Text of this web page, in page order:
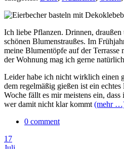
Ich liebe Pflanzen. Drinnen,
schönen Blumenstraußes. Im
meine Blumentöpfe auf der Terrasse
der Wohnung mag ich gerne
Leider habe ich nicht wirklich einen
dem regelmäßig gießen ist ein
Woche fällt es mir meistens ein,
wer damit nicht klar kommt (mehr
0 comment
17